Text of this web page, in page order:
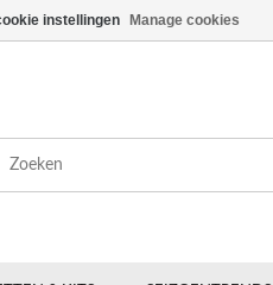
instellingen Manage cookies